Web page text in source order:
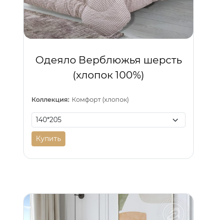
Одеяло Верблюжья шерсть
(хлопок 100%)
Коллекция: Комфорт (хлопок)
Купить